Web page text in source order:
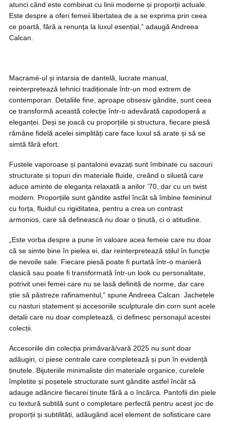
atunci când este combinat cu linii moderne și proporții actuale.
Este despre a oferi femeii libertatea de a se exprima prin ceea
ce poartă, fără a renunța la luxul esențial,” adaugă Andreea
Calcan.
Macramé-ul și intarsia de dantelă, lucrate manual,
reinterpretează tehnici tradiționale într-un mod extrem de
contemporan. Detaliile fine, aproape obsesiv gândite, sunt ceea
ce transformă această colecție într-o adevărată capodoperă a
eleganței. Deși se joacă cu proporțiile și structura, fiecare piesă
rămâne fidelă acelei simplități care face luxul să arate și să se
simtă fără efort.
Fustele vaporoase și pantalonii evazați sunt îmbinate cu sacouri
structurate și topuri din materiale fluide, creând o siluetă care
aduce aminte de eleganța relaxată a anilor ’70, dar cu un twist
modern. Proporțiile sunt gândite astfel încât să îmbine femininul
cu forța, fluidul cu rigiditatea, pentru a crea un contrast
armonios, care să definească nu doar o ținută, ci o atitudine.
„Este vorba despre a pune în valoare acea femeie care nu doar
că se simte bine în pielea ei, dar reinterpretează stilul în funcție
de nevoile sale. Fiecare piesă poate fi purtată într-o manieră
clasică sau poate fi transformată într-un look cu personalitate,
potrivit unei femei care nu se lasă definită de norme, dar care
știe să păstreze rafinamentul,” spune Andreea Calcan. Jachetele
cu nasturi statement și accesoriile sculpturale din corn sunt acele
detalii care nu doar completează, ci definesc personajul acestei
colecții.
Accesoriile din colecția primăvară/vară 2025 nu sunt doar
adăugiri, ci piese centrale care completează și pun în evidență
ținutele. Bijuteriile minimaliste din materiale organice, curelele
împletite și poșetele structurate sunt gândite astfel încât să
adauge adâncire fiecarei ținute fără a o încărca. Pantofii din piele
cu textură subtilă sunt o completare perfectă pentru acest joc de
proporții și subtilități, adăugând acel element de sofisticare care